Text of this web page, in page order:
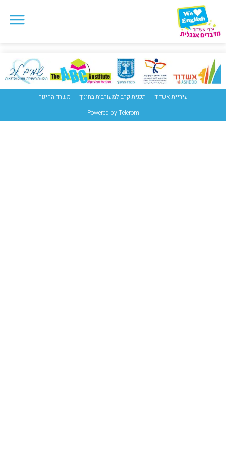
עיריית אשדוד תכנית קרב למעורבות בחינוך
משרד החינוך
Powered by Telerom